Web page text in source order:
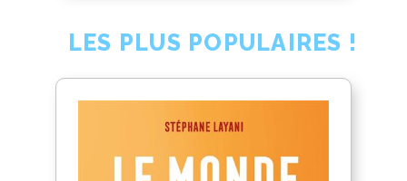
LES PLUS POPULAIRES !